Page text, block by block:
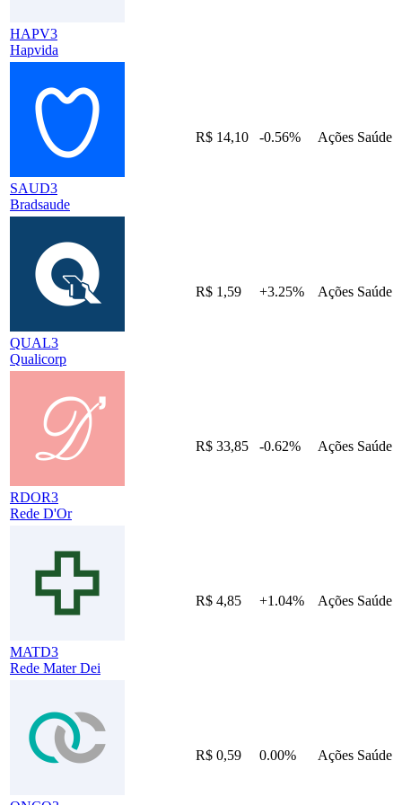
HAPV3
Hapvida
SAUD3
Bradsaude
R$ 14,10 -0.56% Ações Saúde
QUAL3
Qualicorp
R$ 1,59 +3.25% Ações Saúde
RDOR3
Rede D'Or
R$ 33,85 -0.62% Ações Saúde
MATD3
Rede Mater Dei
R$ 4,85 +1.04% Ações Saúde
R$ 0,59 0.00% Ações Saúde